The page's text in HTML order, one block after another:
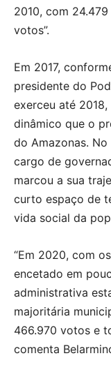
2010, com
votos”.
Em 2017,
presidente do
exerceu até
dinâmico que o
do Amazonas.
cargo de
marcou a sua
curto espaço de
vida social da
“Em 2020, com
encetado em
administrativa
majoritária
466.970 votos e
comenta